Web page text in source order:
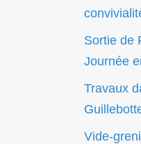
Sortie de
Journée
Travaux
Vide-